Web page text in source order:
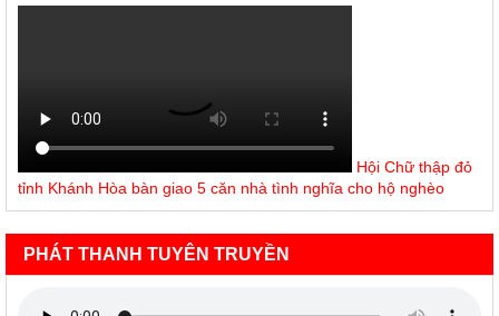
Hội Chữ thập đỏ
tỉnh Khánh Hòa bàn giao 5 căn nhà tình nghĩa cho hộ nghèo
PHÁT THANH TUYÊN TRUYỀN